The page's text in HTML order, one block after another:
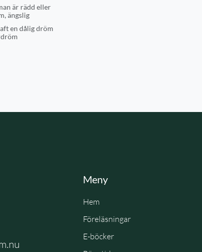
är rädd eller
ängslig
en dålig dröm
Meny
Hem
Föreläsningar
E-böcker